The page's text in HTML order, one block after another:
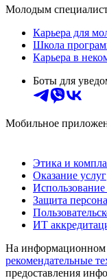
Молодым
Карьера для
Школа
Карьера в
Боты для
Мобильное
Этика и
Оказание услуг
Использование
Защита
ИТ
На информационном
рекомендательные
предоставления